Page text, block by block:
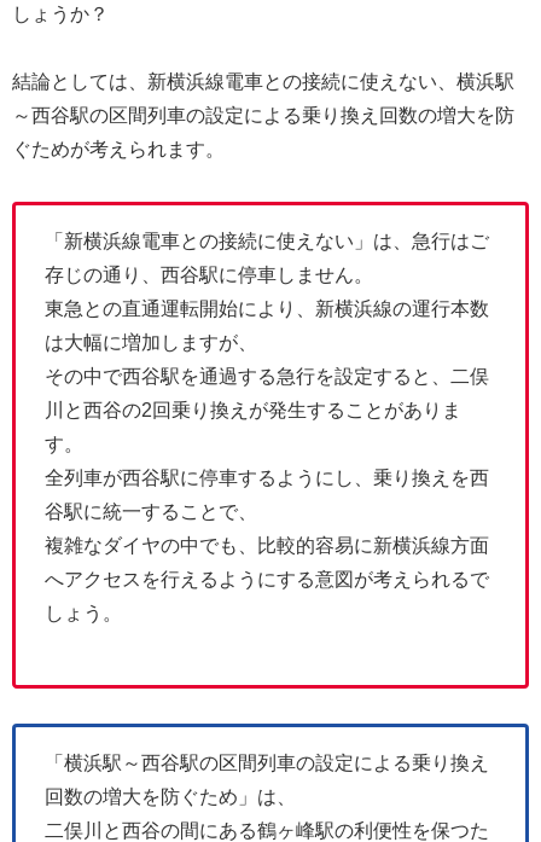
しょうか？
結論としては、新横浜線電車との接続に使えない、横浜駅
～西谷駅の区間列車の設定による乗り換え回数の増大を防
ぐためが考えられます。
「新横浜線電車との接続に使えない」は、急行はご
存じの通り、西谷駅に停車しません。
東急との直通運転開始により、新横浜線の運行本数
は大幅に増加しますが、
その中で西谷駅を通過する急行を設定すると、二俣
川と西谷の2回乗り換えが発生することがありま
す。
全列車が西谷駅に停車するようにし、乗り換えを西
谷駅に統一することで、
複雑なダイヤの中でも、比較的容易に新横浜線方面
へアクセスを行えるようにする意図が考えられるで
しょう。
「横浜駅～西谷駅の区間列車の設定による乗り換え
回数の増大を防ぐため」は、
二俣川と西谷の間にある鶴ヶ峰駅の利便性を保つた